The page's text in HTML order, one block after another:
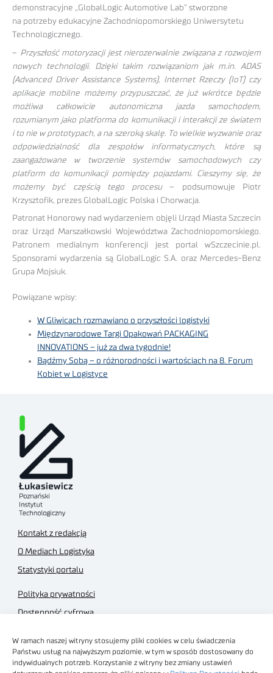
W ramach naszej witryny stosujemy pliki cookies w celu świadczenia
Państwu usług na najwyższym poziomie, w tym w sposób dostosowany do
indywidualnych potrzeb. Korzystanie z witryny bez zmiany ustawień
demonstracyjne „GlobalLogic Automotive Lab” stworzone
na potrzeby edukacyjne Zachodniopomorskiego Uniwersytetu
Technologicznego.
– Przyszłość motoryzacji jest nierozerwalnie związana z rozwojem
nowych technologii. Dzięki takim rozwiązaniom jak m.in. ADAS
(Advanced Driver Assistance Systems), Internet Rzeczy (IoT) czy
aplikacje mobilne możemy przypuszczać, że już wkrótce będzie
możliwa całkowicie autonomiczna jazda samochodem,
rozumianym jako platforma do komunikacji i interakcji ze światem
i to nie w prototypach, a na szeroką skalę. To wielkie wyzwanie oraz
odpowiedzialność dla zespołów informatycznych, które są
zaangażowane w tworzenie systemów samochodowych czy
platform do komunikacji pomiędzy pojazdami. Cieszymy się, że
możemy być częścią tego procesu– podsumowuje Piotr
Krzysztofik, prezes GlobalLogic Polska i Chorwacja.
Patronat Honorowy nad wydarzeniem objęli Urząd Miasta Szczecin
oraz Urząd Marszałkowski Województwa Zachodniopomorskiego.
Patronem medialnym konferencji jest portal wSzczecinie.pl.
Sponsorami wydarzenia są GlobalLogic S.A. oraz Mercedes-Benz
Grupa Mojsiuk.
Powiązane wpisy:
W Gliwicach rozmawiano o przyszłości logistyki
Międzynarodowe Targi Opakowań PACKAGING
INNOVATIONS – już za dwa tygodnie!
Bądźmy Sobą – o różnorodności i wartościach na 8. Forum
Kobiet w Logistyce
Kontakt z redakcją
O Mediach Logistyka
Statystyki portalu
Polityka prywatności
Dostępność cyfrowa
Regulamin sklepu